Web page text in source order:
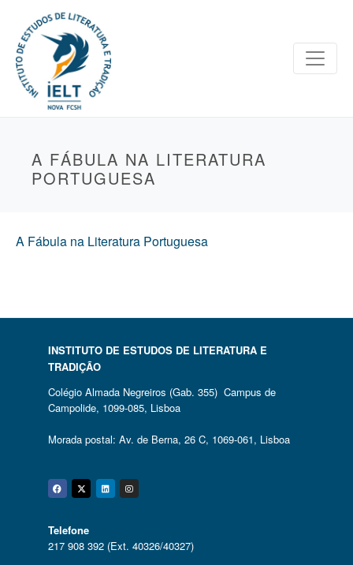
A FÁBULA NA LITERATURA
PORTUGUESA
A Fábula na Literatura Portuguesa
INSTITUTO DE ESTUDOS DE LITERATURA E
TRADIÇÃO
Colégio Almada Negreiros (Gab. 355) Campus de
Campolide, 1099-085, Lisboa
Morada postal: Av. de Berna, 26 C, 1069-061, Lisboa
Facebook
Twitter
Linkedin
Instagram
Telefone
217 908 392 (Ext. 40326/40327)